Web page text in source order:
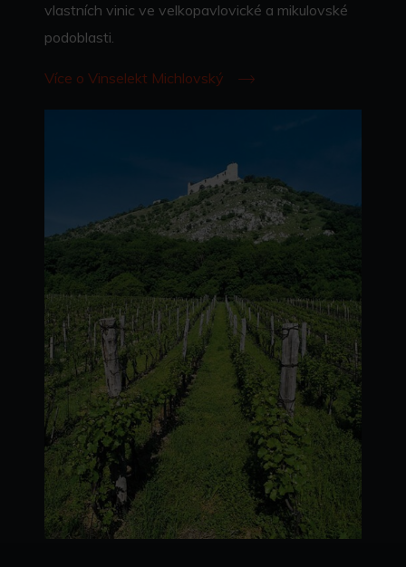
vlastních vinic ve velkopavlovické a mikulovské
podoblasti.
Více o Vinselekt Michlovský